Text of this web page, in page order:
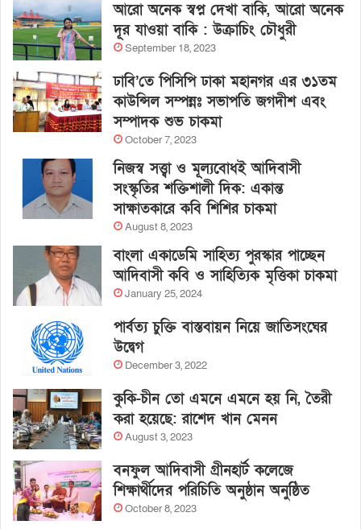
আরো অনেক স্বপ্ন দেখা বাকি, আরো অনেক
দূর যাওয়া বাকি : উক্রাচিং চৌধুরী
September 18, 2023
ঢাবি’তে পিসিপি ঢাকা মহানগর এর ৩১তম
কাউন্সিল সম্পন্নঃ সভাপতি জগদীশ এবং
সম্পাদক শুভ চাকমা
October 7, 2023
নিজস্ব সত্ত্বা ও মূল্যবোধই আদিবাসী
সংস্কৃতির শক্তিশালী দিক: একান্ত
সাক্ষাতকারে কবি শিশির চাকমা
August 8, 2023
বাংলা একাডেমি সাহিত্য পুরস্কার পাচ্ছেন
আদিবাসী কবি ও সাহিত্যিক মৃত্তিকা চাকমা
January 25, 2024
পার্বত্য চুক্তি বাস্তবায়ন নিয়ে জাতিসংঘের
উদ্বেগ
December 3, 2022
কুকি-চীন তো এমনে এমনে হয় নি, তৈরী
করা হয়েছে: রাশেদ খান মেনন
August 3, 2023
বনফুল আদিবাসী গ্রীনহার্ট কলেজে
শিক্ষার্থীদের পরিচিতি অনুষ্ঠান অনুষ্ঠিত
October 8, 2023